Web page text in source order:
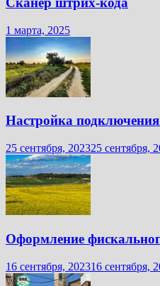
1 марта, 2025
Настройка подключения
25 сентября, 202325 сентября,
Оформление
16 сентября, 202316 сентября,